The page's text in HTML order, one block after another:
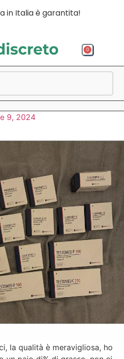
in Italia è garantita!
0
9, 2024
la qualità è meravigliosa, ho